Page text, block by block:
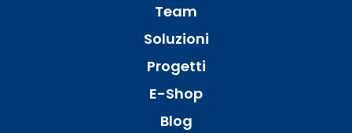
Team
Soluzioni
Progetti
E-Shop
Blog